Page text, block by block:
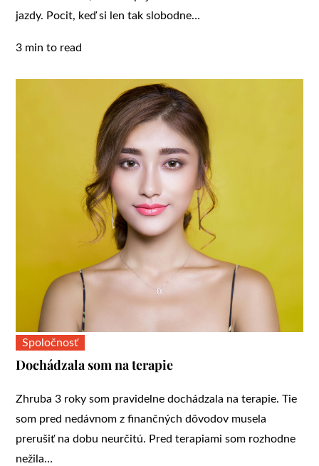
jazdy. Pocit, keď si len tak slobodne…
3 min to read
Spoločnosť
Dochádzala som na terapie
Zhruba 3 roky som pravidelne dochádzala na terapie. Tie
som pred nedávnom z finančných dôvodov musela
prerušiť na dobu neurčitú. Pred terapiami som rozhodne
nežila…